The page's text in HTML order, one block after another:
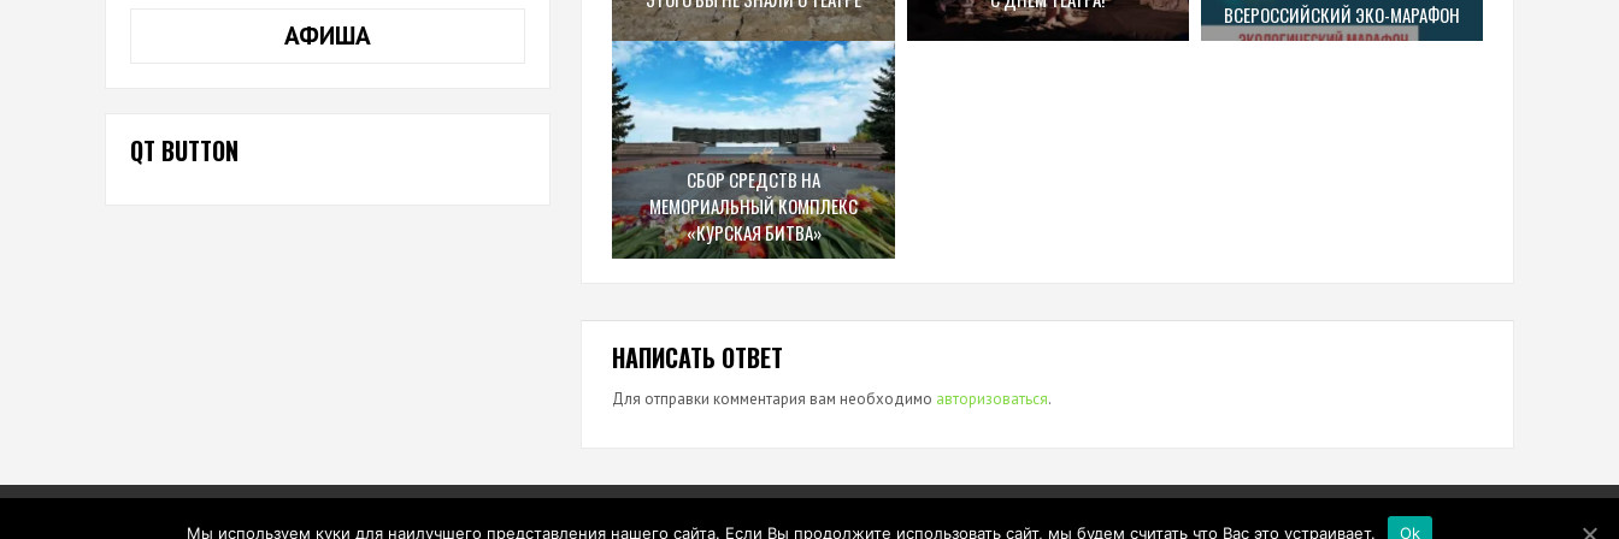
ВСЕРОССИЙСКИЙ ЭКО-МАРАФОН
СБОР СРЕДСТВ НА
МЕМОРИАЛЬНЫЙ КОМПЛЕКС
«КУРСКАЯ БИТВА»
НАПИСАТЬ ОТВЕТ
Для отправки комментария вам необходимо авторизоваться.
АФИША
QT BUTTON
Мы используем куки для наилучшего представления нашего сайта. Если Вы продолжите использовать сайт, мы будем считать что Вас это устраивает. Ok